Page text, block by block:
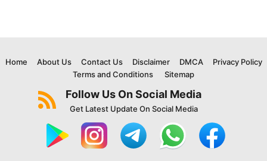
Home About Us Contact Us Disclaimer DMCA
Privacy Policy
Terms and Conditions
Sitemap
Follow Us On Social Media
Get Latest Update On Social Media